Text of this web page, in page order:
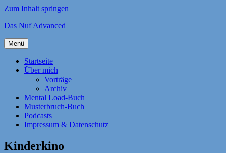
Zum Inhalt springen
Das Nuf Advanced
Menü
Startseite
Über mich
Vorträge
Archiv
Mental Load-Buch
Musterbruch-Buch
Podcasts
Impressum & Datenschutz
Kinderkino